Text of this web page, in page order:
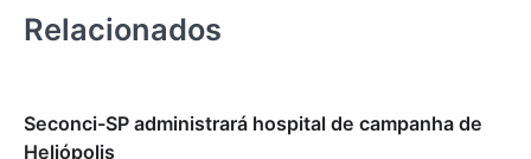
Relacionados
Seconci-SP administrará hospital de campanha de
Heliópolis